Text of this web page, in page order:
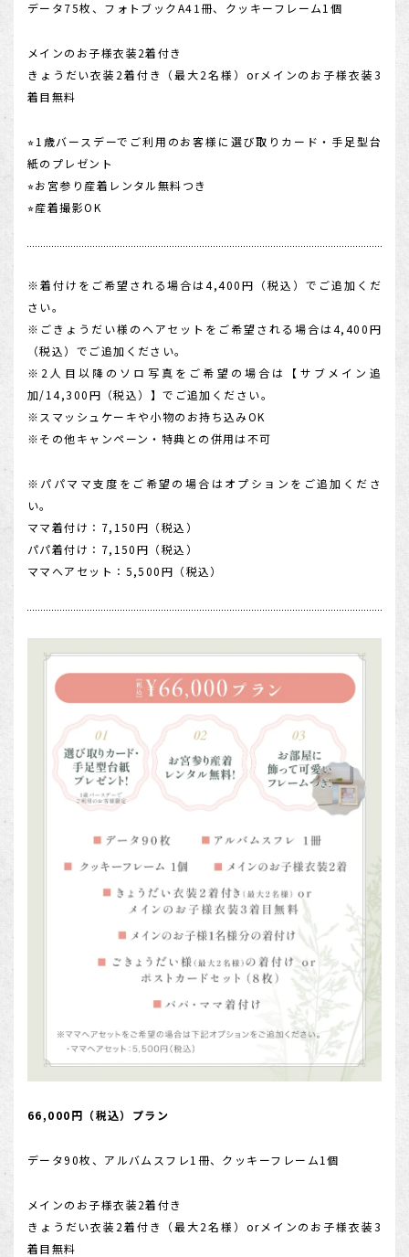
データ75枚、フォトブックA41冊、クッキーフレーム1個
メインのお子様衣装2着付き
きょうだい衣装2着付き（最大2名様）orメインのお子様衣装3
着目無料
⭐︎1歳バースデーでご利用のお客様に選び取りカード・手足型台
紙のプレゼント
⭐︎お宮参り産着レンタル無料つき
⭐︎産着撮影OK
※着付けをご希望される場合は4,400円（税込）でご追加くだ
さい。
※ごきょうだい様のヘアセットをご希望される場合は4,400円
（税込）でご追加ください。
※2人目以降のソロ写真をご希望の場合は【サブメイン追
加/14,300円（税込）】でご追加ください。
※スマッシュケーキや小物のお持ち込みOK
※その他キャンペーン・特典との併用は不可
※パパママ支度をご希望の場合はオプションをご追加くださ
い。
ママ着付け：7,150円（税込）
パパ着付け：7,150円（税込）
ママへアセット：5,500円（税込）
66,000円（税込）プラン
データ90枚、アルバムスフレ1冊、クッキーフレーム1個
メインのお子様衣装2着付き
きょうだい衣装2着付き（最大2名様）orメインのお子様衣装3
着目無料